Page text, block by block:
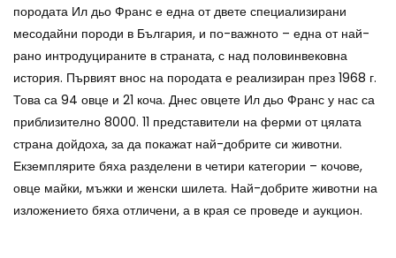
породата Ил дьо Франс е една от двете специализирани
месодайни породи в България, и по-важното – една от най-
рано интродуцираните в страната, с над половинвековна
история. Първият внос на породата е реализиран през 1968 г.
Това са 94 овце и 21 коча. Днес овцете Ил дьо Франс у нас са
приблизително 8000. 11 представители на ферми от цялата
страна дойдоха, за да покажат най-добрите си животни.
Екземплярите бяха разделени в четири категории – кочове,
овце майки, мъжки и женски шилета. Най-добрите животни на
изложението бяха отличени, а в края се проведе и аукцион.